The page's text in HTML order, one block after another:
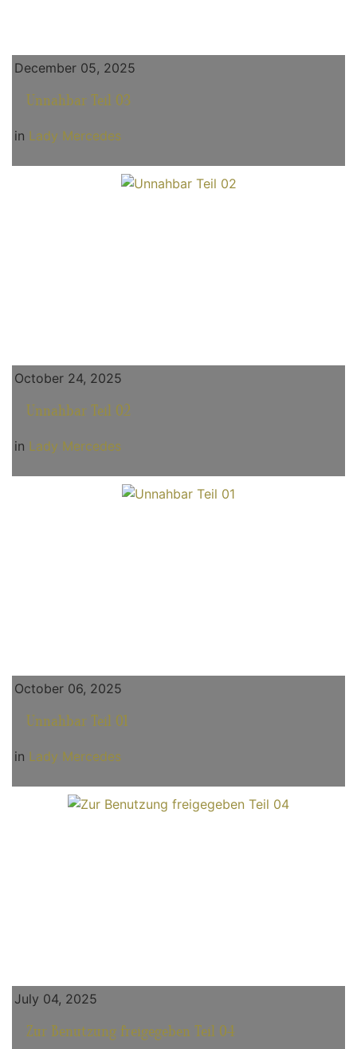
December 05, 2025
Unnahbar Teil 03
in Lady Mercedes
October 24, 2025
Unnahbar Teil 02
in Lady Mercedes
October 06, 2025
Unnahbar Teil 01
in Lady Mercedes
July 04, 2025
Zur Benutzung freigegeben Teil 04